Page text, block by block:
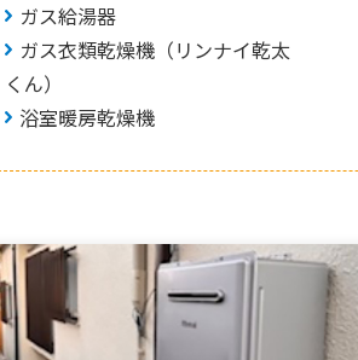
ガス給湯器
ガス衣類乾燥機（リンナイ乾太
くん）
浴室暖房乾燥機